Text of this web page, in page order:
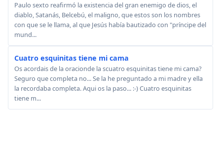
Paulo sexto reafirmó la existencia del gran enemigo de dios, el
diablo, Satanás, Belcebú, el maligno, que estos son los nombres
con que se le llama, al que Jesús había bautizado con "príncipe del
mund...
Cuatro esquinitas tiene mi cama
Os acordais de la oracionde la scuatro esquinitas tiene mi cama?
Seguro que completa no... Se la he preguntado a mi madre y ella
la recordaba completa. Aqui os la paso... :-) Cuatro esquinitas
tiene m...